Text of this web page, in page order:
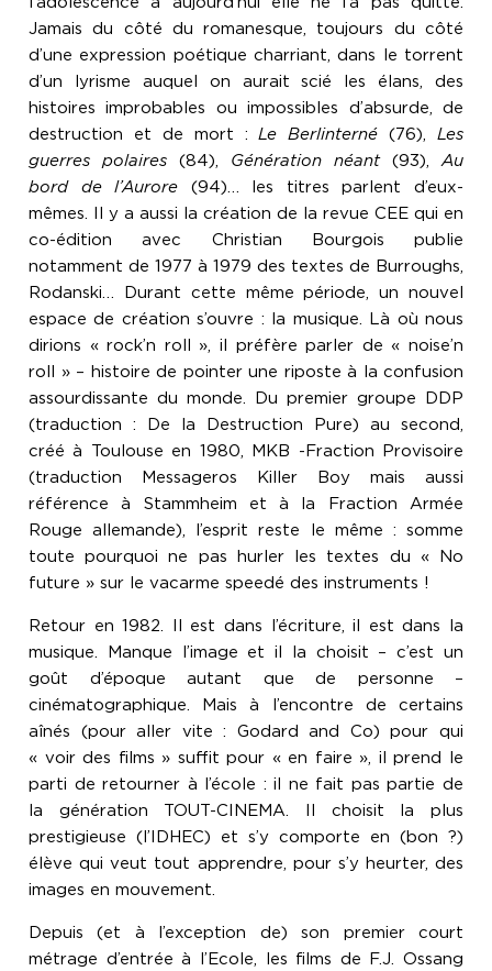
Jamais du côté du romanesque, toujours du côté
d’une expression poétique charriant, dans le torrent
d’un lyrisme auquel on aurait scié les élans, des
histoires improbables ou impossibles d’absurde, de
destruction et de mort :Le Berlinterné (76), Les
guerres polaires (84), Génération néant(93),Au
bord de l’Aurore (94)… les titres parlent d’eux-
mêmes. Il y a aussi la création de la revue CEE qui en
co-édition avec Christian Bourgois publie
notamment de 1977 à 1979 des textes de Burroughs,
Rodanski… Durant cette même période, un nouvel
espace de création s’ouvre : la musique. Là où nous
dirions « rock’n roll », il préfère parler de « noise’n
roll » – histoire de pointer une riposte à la confusion
assourdissante du monde. Du premier groupe DDP
(traduction : De la Destruction Pure) au second,
créé à Toulouse en 1980, MKB -Fraction Provisoire
(traduction Messageros Killer Boy mais aussi
référence à Stammheim et à la Fraction Armée
Rouge allemande), l’esprit reste le même : somme
toute pourquoi ne pas hurler les textes du « No
future » sur le vacarme speedé des instruments !
Retour en 1982. Il est dans l’écriture, il est dans la
musique. Manque l’image et il la choisit – c’est un
goût d’époque autant que de personne –
cinématographique. Mais à l’encontre de certains
aînés (pour aller vite : Godard and Co) pour qui
« voir des films » suffit pour « en faire », il prend le
parti de retourner à l’école : il ne fait pas partie de
la génération TOUT-CINEMA. Il choisit la plus
prestigieuse (l’IDHEC) et s’y comporte en (bon ?)
élève qui veut tout apprendre, pour s’y heurter, des
images en mouvement.
Depuis (et à l’exception de) son premier court
métrage d’entrée à l’Ecole, les films de F.J. Ossang